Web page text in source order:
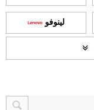
لينوفو